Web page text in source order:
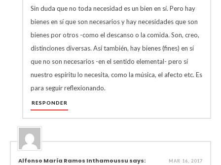
Sin duda que no toda necesidad es un bien en sí. Pero hay
bienes en sí que son necesarios y hay necesidades que son
bienes por otros -como el descanso o la comida. Son, creo,
distinciones diversas. Así también, hay bienes (fines) en sí
que no son necesarios -en el sentido elemental- pero sí
nuestro espíritu lo necesita, como la música, el afecto etc. Es
para seguir reflexionando.
RESPONDER
Alfonso María Ramos Inthamoussu says: MAR 16, 2017